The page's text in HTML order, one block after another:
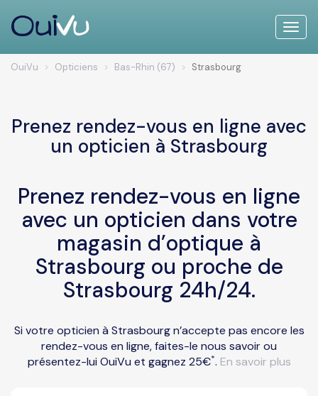
Toggle
OuiVu Opticiens Bas-Rhin (67) Strasbourg
Prenez rendez-vous en ligne avec
un opticien à Strasbourg
Prenez rendez-vous en ligne
avec un opticien dans votre
magasin d’optique à
Strasbourg ou proche de
Strasbourg 24h/24.
Si votre opticien à Strasbourg n’accepte pas encore les
rendez-vous en ligne, faites-le nous savoir ou
présentez-lui OuiVu et gagnez 25€*. En savoir plus